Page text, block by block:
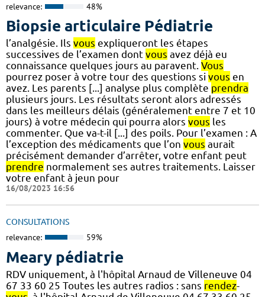
relevance: 48%
Biopsie articulaire Pédiatrie
l’analgésie. Ils vous expliqueront les étapes
successives de l’examen dont vous avez déjà eu
connaissance quelques jours au paravent. Vous
pourrez poser à votre tour des questions si vous en
avez. Les parents [...] analyse plus complète prendra
plusieurs jours. Les résultats seront alors adressés
dans les meilleurs délais (généralement entre 7 et 10
jours) à votre médecin qui pourra alors vous les
commenter. Que va-t-il [...] des poils. Pour l’examen : A
l’exception des médicaments que l’on vous aurait
précisément demander d’arrêter, votre enfant peut
prendre normalement ses autres traitements. Laisser
votre enfant à jeun pour
16/08/2023 16:56
CONSULTATIONS
relevance: 59%
Meary pédiatrie
RDV uniquement, à l'hôpital Arnaud de Villeneuve 04
67 33 60 25 Toutes les autres radios : sans rendez-